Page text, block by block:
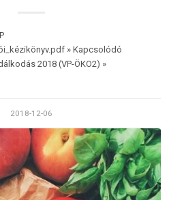
» Kapcsolódó
2018 (VP-ÖKO2) »
2018-12-06